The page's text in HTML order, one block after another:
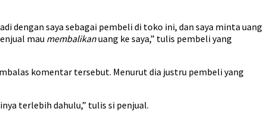
dengan saya sebagai pembeli di toko ini, dan saya minta uang
mau membalikanuang ke saya,” tulis pembeli yang
komentar tersebut. Menurut dia justru pembeli yang
terlebih dahulu,” tulis si penjual.